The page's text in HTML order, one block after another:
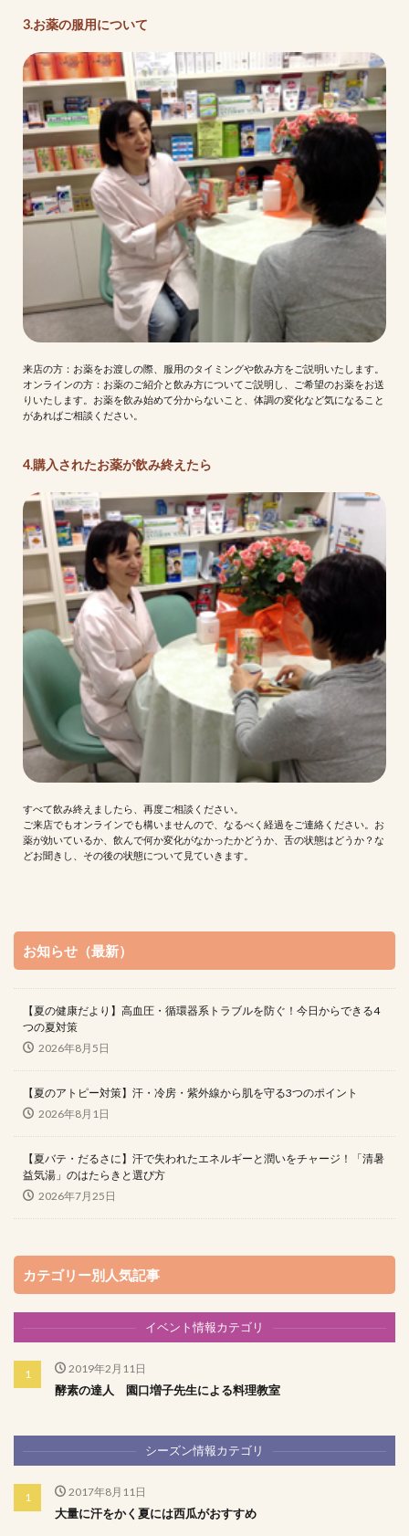
3.お薬の服用について
来店の方：お薬をお渡しの際、服用のタイミングや飲み方をご説明いたします。
オンラインの方：お薬のご紹介と飲み方についてご説明し、ご希望のお薬をお送
りいたします。お薬を飲み始めて分からないこと、体調の変化など気になること
があればご相談ください。
4.購入されたお薬が飲み終えたら
すべて飲み終えましたら、再度ご相談ください。
ご来店でもオンラインでも構いませんので、なるべく経過をご連絡ください。お
薬が効いているか、飲んで何か変化がなかったかどうか、舌の状態はどうか？な
どお聞きし、その後の状態について見ていきます。
お知らせ（最新）
【夏の健康だより】高血圧・循環器系トラブルを防ぐ！今日からできる4
つの夏対策
2026年8月5日
【夏のアトピー対策】汗・冷房・紫外線から肌を守る3つのポイント
2026年8月1日
【夏バテ・だるさに】汗で失われたエネルギーと潤いをチャージ！「清暑
益気湯」のはたらきと選び方
2026年7月25日
カテゴリー別人気記事
イベント情報カテゴリ
2019年2月11日
酵素の達人 園口増子先生による料理教室
シーズン情報カテゴリ
2017年8月11日
大量に汗をかく夏には西瓜がおすすめ